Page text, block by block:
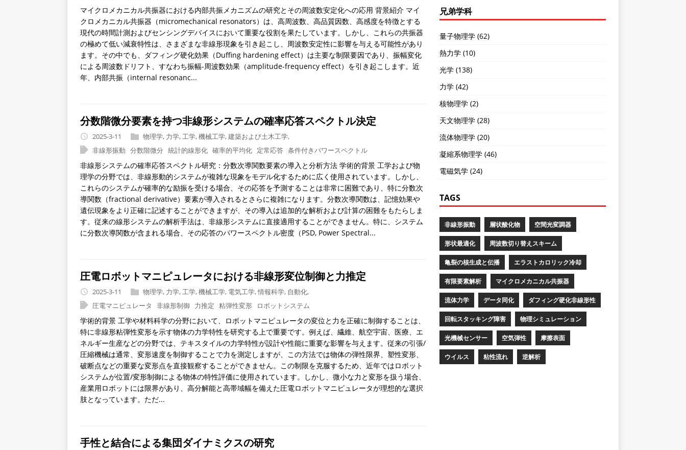
マイクロメカニカル共振器における内部共振メカニズムの研究とその周波数安定化への応用 背景紹介 マイ
クロメカニカル共振器（micromechanical resonators）は、高周波数、高品質因数、高感度を特徴とする
現代の時間計測およびセンシングデバイスにおいて重要な役割を果たしています。しかし、これらの共振器
の極めて低い減衰特性は、さまざまな非線形現象を引き起こし、周波数安定性に影響を与える可能性があり
ます。その中でも、ダフィング硬化効果（Duffing hardening effect）は主要な制限要因であり、振幅変化
による周波数ドリフト、すなわち振幅-周波数効果（amplitude-frequency effect）を引き起こします。近
年、内部共振（internal resonanc...
分数階微分要素を持つ非線形システムの確率応答スペクトル決定
2025-3-11 物理学, 力学, 工学,機械工学,建築および土木工学,
非線形振動 分数階微分 統計的線形化 確率的平均化 定常応答 条件付きパワースペクトル
非線形システムの確率応答スペクトル研究：分数次導関数要素の導入と分析方法 学術的背景 工学および物
理学の分野では、非線形動的システムが複雑な現象をモデル化するために広く使用されています。しかし、
これらのシステムが確率的な励振を受ける場合、その応答を予測することは非常に困難であり、特に分数次
導関数（fractional derivative）要素が導入されるとさらに複雑になります。分数次導関数は、記憶効果や
遺伝現象をより正確に記述することができますが、その導入は追加的な解析および計算の困難をもたらしま
す。従来の線形システムの解析手法は、非線形システムに直接適用することができません。特に、システム
に分数次導関数が含まれる場合、その応答のパワースペクトル密度（PSD, Power Spectral...
圧電ロボットマニピュレータにおける非線形変位制御と力推定
2025-3-11 物理学, 力学,工学,機械工学, 電気工学,情報科学, 自動化,
圧電マニピュレータ
非線形制御 力推定 粘弾性変形 ロボットシステム
学術的背景 工学や材料科学の分野において、ロボットマニピュレータの変位と力を正確に制御することは、
特に非線形粘弾性変形を示す物体の力学特性を研究する上で重要です。例えば、繊維、航空宇宙、医療、エ
ネルギー生産などの分野では、テキスタイルの力学特性が設計や性能に重要な影響を与えます。従来の引張/
圧縮機械は通常、変形速度を制御することで力を測定しますが、この方法では物体の弾性限界、塑性変形、
破断点などの重要な変形点を直接観察することができません。この制限を克服するため、近年ではロボット
システムが位置/変形制御による物体の特性評価に使用されています。しかし、微小な力と変形を扱う場合、
産業用ロボットには限界があり、高分解能と高帯域幅を備えた圧電ロボットマニピュレータが理想的な選択
肢となっています。ただ...
手性と結合による集団ダイナミクスの研究
兄弟学科
量子物理学 (62)
熱力学 (10)
光学 (138)
力学 (42)
核物理学 (2)
天文物理学 (28)
流体物理学 (20)
凝縮系物理学 (46)
電磁気学 (24)
TAGS
非線形振動 層状酸化物 空間光変調器
形状最適化 周波数切り替えスキーム
亀裂の核生成と伝播 エラストカロリック冷却
有限要素解析 マイクロメカニカル共振器
流体力学 データ同化 ダフィング硬化非線形性
回転スタッキング障害 物理シミュレーション
光機械センサー 空気弾性 摩擦表面
ウイルス 粘性流れ 逆解析